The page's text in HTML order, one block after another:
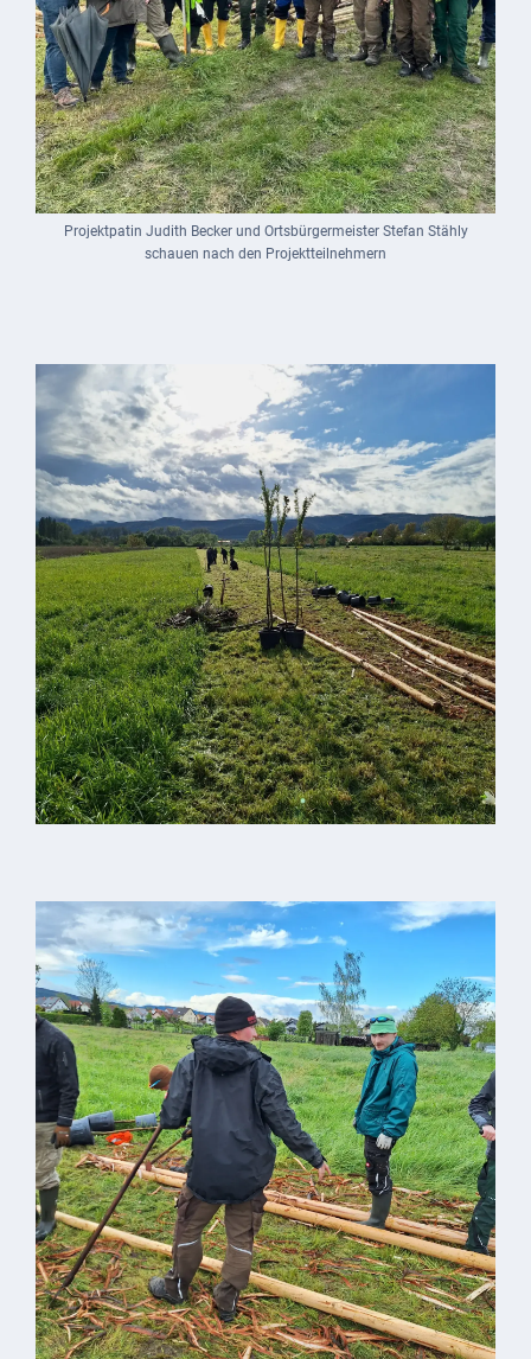
Projektpatin Judith Becker und Ortsbürgermeister Stefan Stähly
schauen nach den Projektteilnehmern